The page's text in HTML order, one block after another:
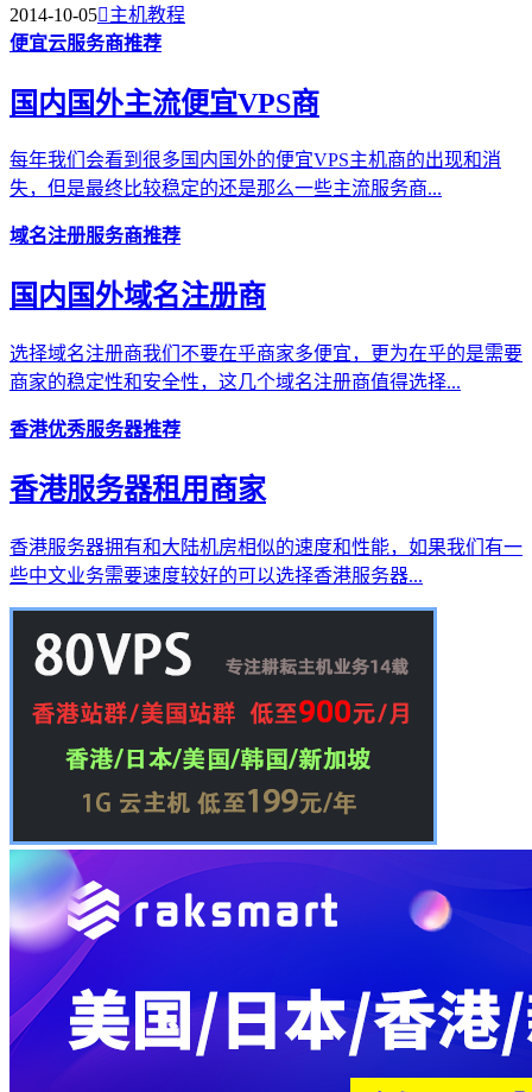
2014-10-05主机教程
便宜云服务商推荐
国内国外主流便宜VPS商
每年我们会看到很多国内国外的便宜VPS主机商的出现和消
失，但是最终比较稳定的还是那么一些主流服务商...
域名注册服务商推荐
国内国外域名注册商
选择域名注册商我们不要在乎商家多便宜，更为在乎的是需要
商家的稳定性和安全性，这几个域名注册商值得选择...
香港优秀服务器推荐
香港服务器租用商家
香港服务器拥有和大陆机房相似的速度和性能，如果我们有一
些中文业务需要速度较好的可以选择香港服务器...